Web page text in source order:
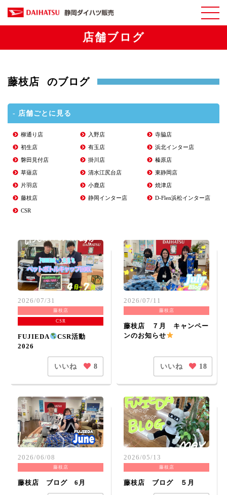
店舗ブログ
藤枝店 のブログ
- 店舗ごとに見る
柳通り店 入野店 寺脇店
初生店 有玉店 浜北インター店
磐田見付店 掛川店 榛原店
草薙店 清水江尻台店 東静岡店
片羽店 小鹿店 焼津店
藤枝店 静岡インター店 D-Flen浜松インター店
CSR
2026/07/31
藤枝店
CSR
FUJIEDA
CSR活動
2026
いいね 8
2026/07/11
藤枝店
藤枝店 ７月 キャンペー
ンのお知らせ
いいね 18
2026/06/08
藤枝店
藤枝店 ブログ 6月
2026/05/13
藤枝店
藤枝店 ブログ ５月